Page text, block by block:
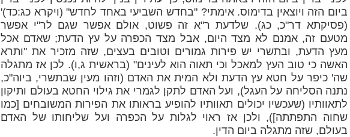
ביום הזה ויוצאין בדימוס. אימתי? "בחדש השביעי באחד לחדש" (ויקרא כג:כד)'
(פסיקתא דר"כ, כג). שלדעת ר"א זה פשוט, אולם אפשר שגם לר"י אפשר
מטעם זה, אמנם לא מצד היום, אבל מצד הכפרה על עץ הדעת; שאדם אכל
מעץ הדעת, ובתשרי יש פירות גמורים וטובים בעצים, שזה מזכיר את "ותרא
האשה כי טוב העץ למאכל וכי תאוה הוא לעינים" (בראשית ג,ו). לכן אז מתגלה
שה' כיפר על חטא עץ הדעת ולא המית את האדם (וזהו מעין שבתשרי, ביוה"כ,
נתנה הסליחה על העגל), ועל האדם לתקן לגמרי את גילוי החטא בעולם ותיקון
לתאוותיו (שעכשיו יכולים תאוותיו להופיע בראותו את הפירות המשובחים [כמו
שחוה התפתתה]), ולכן אז ראוי לגלות על הכפרה ועל שליחותו של האדם
בעולם, שזה מתגלה ביום הדין.